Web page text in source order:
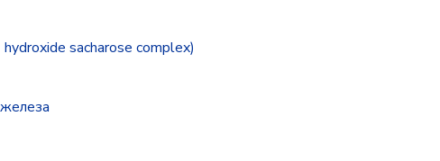
sacharose complex)